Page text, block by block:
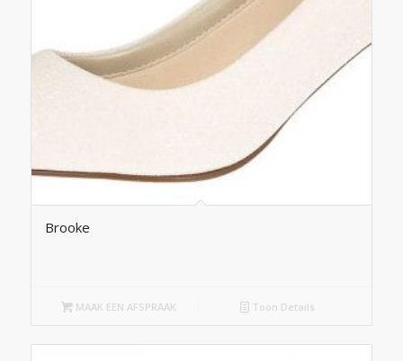
Brooke
MAAK EEN AFSPRAAK Toon Details